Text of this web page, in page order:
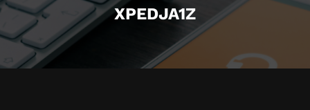
XPEDJA1Z